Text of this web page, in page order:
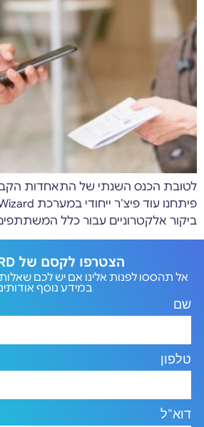
לטובת הכנס השנתי של התאחדות
ביקור אלקטרוניים עבור כלל
הצטרפו לקסם של WIZARD
אל תהססו לפנות אלינו אם יש לכם
במידע נוסף
שם
טלפון
דוא"ל